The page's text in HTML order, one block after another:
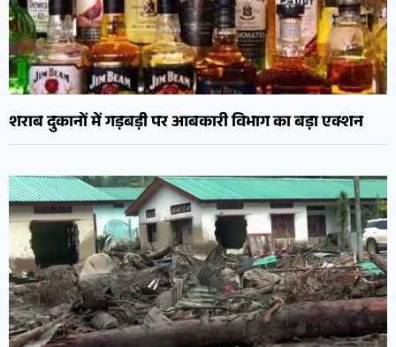
शराब दुकानों में गड़बड़ी पर आबकारी विभाग का बड़ा एक्शन